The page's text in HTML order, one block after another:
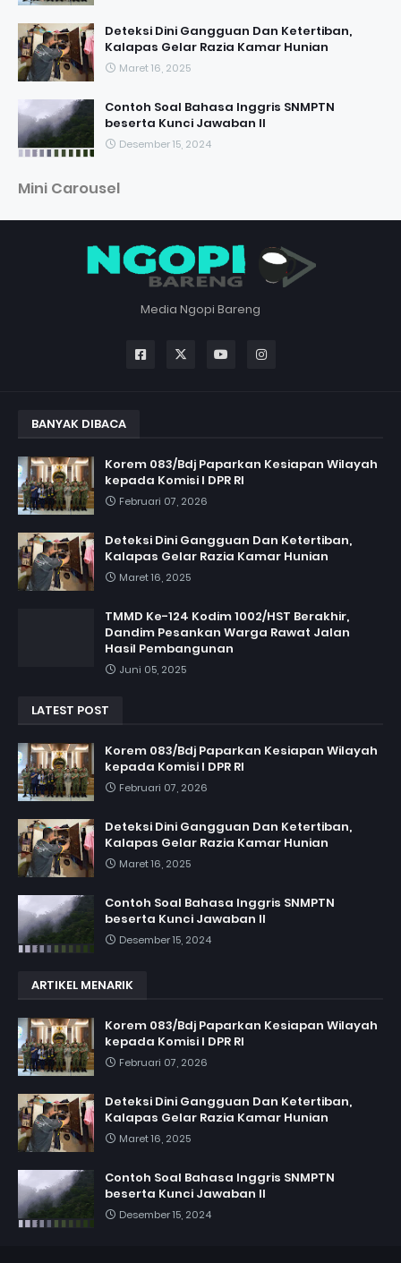
Deteksi Dini Gangguan Dan Ketertiban,
Kalapas Gelar Razia Kamar Hunian
Maret 16, 2025
Contoh Soal Bahasa Inggris SNMPTN
beserta Kunci Jawaban II
Desember 15, 2024
Mini Carousel
Media Ngopi Bareng
BANYAK DIBACA
Korem 083/Bdj Paparkan Kesiapan Wilayah
kepada Komisi I DPR RI
Februari 07, 2026
Deteksi Dini Gangguan Dan Ketertiban,
Kalapas Gelar Razia Kamar Hunian
Maret 16, 2025
TMMD Ke-124 Kodim 1002/HST Berakhir,
Dandim Pesankan Warga Rawat Jalan
Hasil Pembangunan
Juni 05, 2025
LATEST POST
Korem 083/Bdj Paparkan Kesiapan Wilayah
kepada Komisi I DPR RI
Februari 07, 2026
Deteksi Dini Gangguan Dan Ketertiban,
Kalapas Gelar Razia Kamar Hunian
Maret 16, 2025
Contoh Soal Bahasa Inggris SNMPTN
beserta Kunci Jawaban II
Desember 15, 2024
ARTIKEL MENARIK
Korem 083/Bdj Paparkan Kesiapan Wilayah
kepada Komisi I DPR RI
Februari 07, 2026
Deteksi Dini Gangguan Dan Ketertiban,
Kalapas Gelar Razia Kamar Hunian
Maret 16, 2025
Contoh Soal Bahasa Inggris SNMPTN
beserta Kunci Jawaban II
Desember 15, 2024